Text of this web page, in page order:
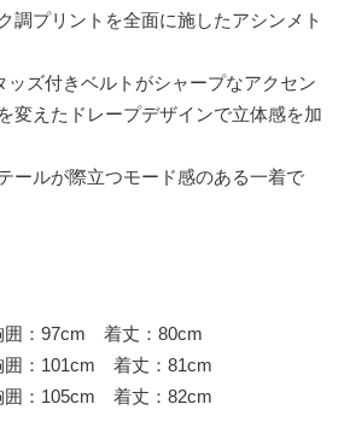
調プリントを全面に施したアシンメト
ッズ付きベルトがシャープなアクセン
変えたドレープデザインで立体感を加
ールが際立つモード感のある一着で
：97cm 着丈：80cm
：101cm 着丈：81cm
：105cm 着丈：82cm